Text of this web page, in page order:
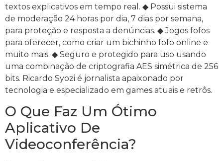
textos explicativos em tempo real. ◆ Possui sistema
de moderação 24 horas por dia, 7 dias por semana,
para proteção e resposta a denúncias. ◆ Jogos fofos
para oferecer, como criar um bichinho fofo online e
muito mais. ◆ Seguro e protegido para uso usando
uma combinação de criptografia AES simétrica de 256
bits. Ricardo Syozi é jornalista apaixonado por
tecnologia e especializado em games atuais e retrôs.
O Que Faz Um Ótimo
Aplicativo De
Videoconferência?